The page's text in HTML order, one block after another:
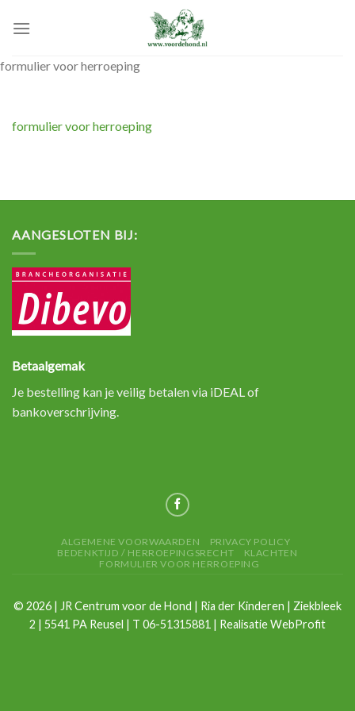
formulier voor herroeping
formulier voor herroeping
AANGESLOTEN BIJ:
Betaalgemak
Je bestelling kan je veilig betalen via iDEAL of
bankoverschrijving.
ALGEMENE VOORWAARDEN
PRIVACY POLICY
BEDENKTIJD / HERROEPINGSRECHT
KLACHTEN
FORMULIER VOOR HERROEPING
© 2026 | JR Centrum voor de Hond | Ria der Kinderen | Ziekbleek
2 | 5541 PA Reusel | T 06-51315881 | RealisatieWebProfit